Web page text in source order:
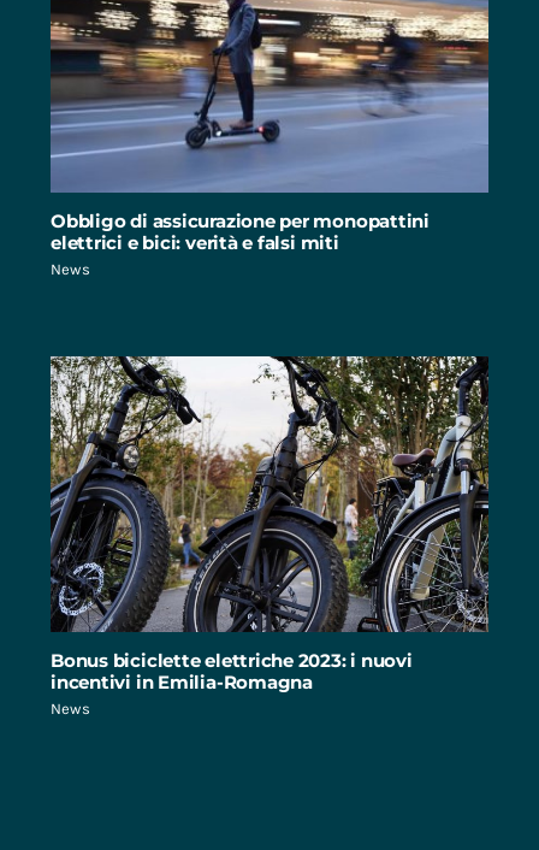
Obbligo di assicurazione per monopattini
elettrici e bici: verità e falsi miti
News
Bonus biciclette elettriche 2023: i nuovi
incentivi in Emilia-Romagna
News